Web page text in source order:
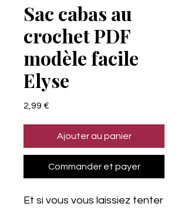
Sac cabas au
crochet PDF
modèle facile
Elyse
2,99 €
Ajouter au panier
Commander et payer
Et si vous vous laissiez tenter